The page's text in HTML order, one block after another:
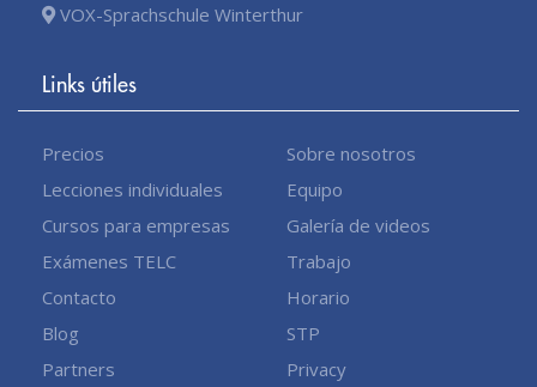
VOX-Sprachschule Winterthur
Links útiles
Precios
Lecciones individuales
Cursos para empresas
Exámenes TELC
Contacto
Blog
Partners
Sobre nosotros
Equipo
Galería de videos
Trabajo
Horario
STP
Privacy